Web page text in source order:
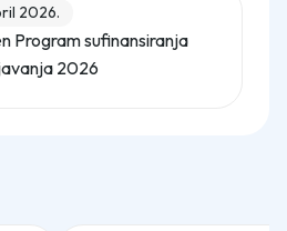
2026.
Program sufinansiranja
2026